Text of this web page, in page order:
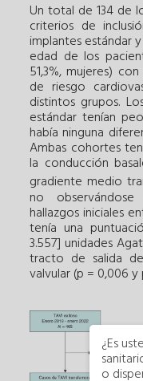
Un total de 134 de
criterios de
implantes estándar y
edad de los
51,3%, mujeres)
de riesgo
distintos grupos.
estándar tenían
había ninguna
Ambas cohortes
la conducción
gradiente medio
no
hallazgos iniciales
tenía una
3.557] unidades
tracto de salida
valvular (p = 0,006
¿Es
o